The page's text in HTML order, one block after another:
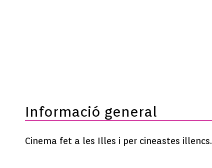
Informació general
Cinema fet a les Illes i per cineastes illencs.